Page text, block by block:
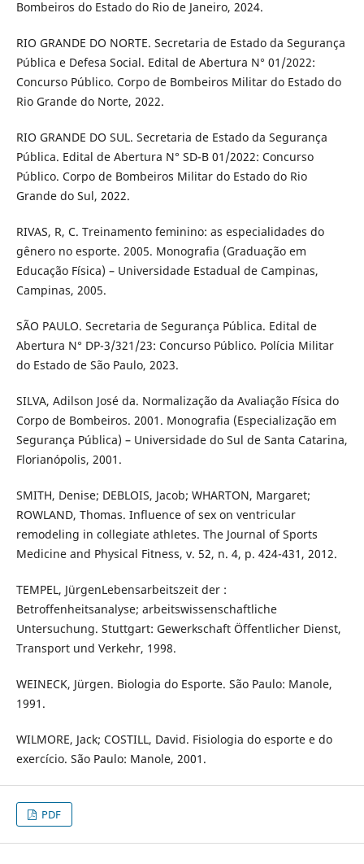
Bombeiros do Estado do Rio de Janeiro, 2024.
RIO GRANDE DO NORTE. Secretaria de Estado da Segurança
Pública e Defesa Social. Edital de Abertura N° 01/2022:
Concurso Público. Corpo de Bombeiros Militar do Estado do
Rio Grande do Norte, 2022.
RIO GRANDE DO SUL. Secretaria de Estado da Segurança
Pública. Edital de Abertura N° SD-B 01/2022: Concurso
Público. Corpo de Bombeiros Militar do Estado do Rio
Grande do Sul, 2022.
RIVAS, R, C. Treinamento feminino: as especialidades do
gênero no esporte. 2005. Monografia (Graduação em
Educação Física) – Universidade Estadual de Campinas,
Campinas, 2005.
SÃO PAULO. Secretaria de Segurança Pública. Edital de
Abertura N° DP-3/321/23: Concurso Público. Polícia Militar
do Estado de São Paulo, 2023.
SILVA, Adilson José da. Normalização da Avaliação Física do
Corpo de Bombeiros. 2001. Monografia (Especialização em
Segurança Pública) – Universidade do Sul de Santa Catarina,
Florianópolis, 2001.
SMITH, Denise; DEBLOIS, Jacob; WHARTON, Margaret;
ROWLAND, Thomas. Influence of sex on ventricular
remodeling in collegiate athletes. The Journal of Sports
Medicine and Physical Fitness, v. 52, n. 4, p. 424-431, 2012.
TEMPEL, JürgenLebensarbeitszeit der :
Betroffenheitsanalyse; arbeitswissenschaftliche
Untersuchung. Stuttgart: Gewerkschaft Öffentlicher Dienst,
Transport und Verkehr, 1998.
WEINECK, Jürgen. Biologia do Esporte. São Paulo: Manole,
1991.
WILMORE, Jack; COSTILL, David. Fisiologia do esporte e do
exercício. São Paulo: Manole, 2001.
PDF